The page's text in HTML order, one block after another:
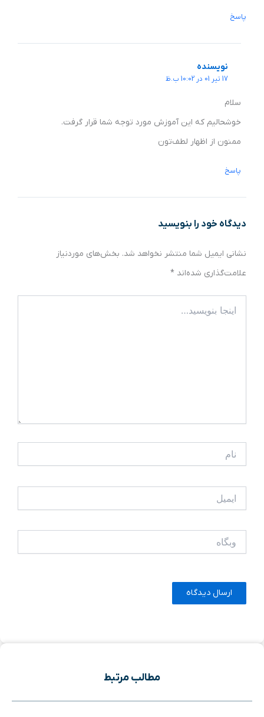
پاسخ
نویسنده
17 تیر 01 در 10:02 ب.ظ
سلام
خوشحالیم که این آموزش مورد توجه شما قرار گرفت.
ممنون از اظهار لطف‌تون
پاسخ
دیدگاه‌ خود را بنویسید
نشانی ایمیل شما منتشر نخواهد شد. بخش‌های موردنیاز
علامت‌گذاری شده‌اند *
بنویسید…
مطالب مرتبط